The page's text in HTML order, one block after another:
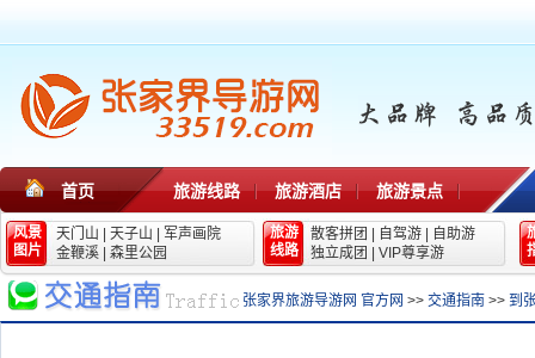
首页 旅游线路 旅游酒店 旅游景点
风景
图片
天门山 天子山
军声画院
金鞭溪
森里公园
旅游
线路
散客拼团 自驾游
自助游
独立成团
VIP尊享游
张家界旅游导游网 官方网 >> 交通指南 >> 到